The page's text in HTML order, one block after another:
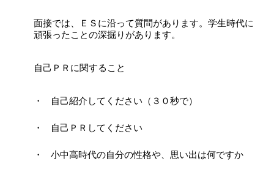
面接では、ＥＳに沿って質問があります。学生時代に
頑張ったことの深掘りがあります。
自己ＰＲに関すること
自己紹介してください（３０秒で）
自己ＰＲしてください
小中高時代の自分の性格や、思い出は何ですか